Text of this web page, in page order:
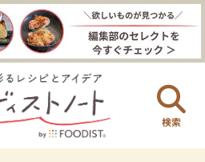
検索